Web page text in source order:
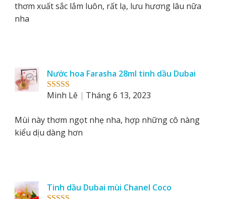
thơm xuất sắc lắm luôn, rất lạ, lưu hương lâu nữa
nha
Rated 5out
Nước hoa Farasha 28ml tinh dầu Dubai
Minh Lê
Tháng 6 13, 2023
Mùi này thơm ngọt nhẹ nha, hợp những cô nàng
kiểu dịu dàng hơn
Tinh dầu Dubai mùi Chanel Coco